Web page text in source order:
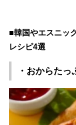
■韓国やエスニッ
レシピ4選
・おからたっ